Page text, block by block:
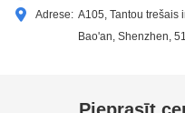
Adrese: A105, Tantou trešais
Bao'an, Shenzhen,